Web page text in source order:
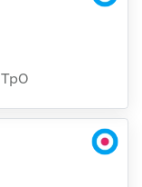
ТрО